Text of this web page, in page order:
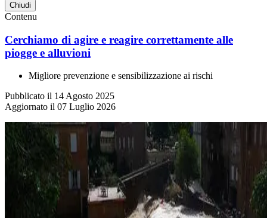
Chiudi
Contenu
Cerchiamo di agire e reagire correttamente alle
piogge e alluvioni
Migliore prevenzione e sensibilizzazione ai rischi
Pubblicato il 14 Agosto 2025
Aggiornato il 07 Luglio 2026